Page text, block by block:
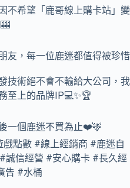
不希望「鹿哥線上購卡站」變
友，每一位鹿迷都值得被珍惜
技術絕不會不輸給大公司，我
至上的品牌IP💻✨🏆
一個鹿迷不買為止❤️🦌
點數 #線上經銷商 #鹿迷自
誠信經營 #安心購卡 #長久經
告 #水桶